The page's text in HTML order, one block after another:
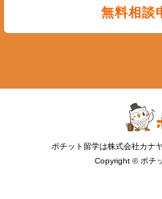
無料相談
ポチット留学は株式会社カナ
Copyright © ポチ